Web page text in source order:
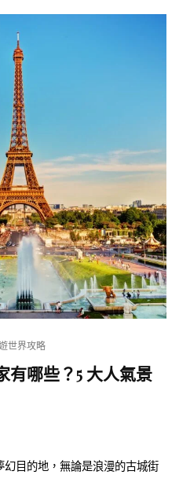
世界攻略
有哪些？5 大人氣景
目的地，無論是浪漫的古城街